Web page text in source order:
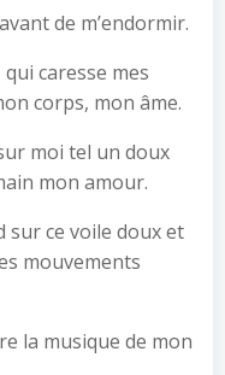
de m’endormir.
caresse mes
corps, mon âme.
moi tel un doux
mon amour.
sur ce voile doux et
mouvements
la musique de mon